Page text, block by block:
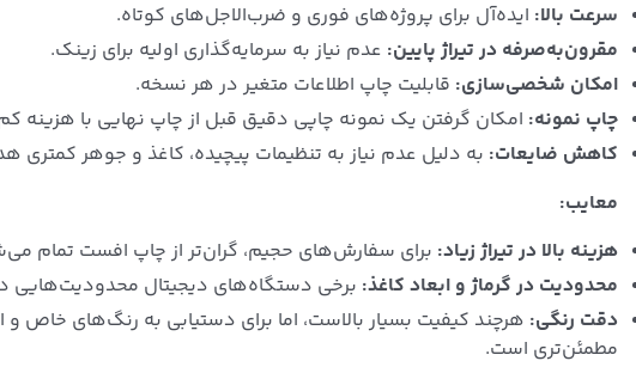
سرعت بالا: ایده‌آل برای پروژه‌های فوری و ضرب‌الاجل‌های کوتاه.
مقرون‌به‌صرفه در تیراژ پایین: عدم نیاز به سرمایه‌گذاری اولیه برای زینک.
امکان شخصی‌سازی: قابلیت چاپ اطلاعات متغیر در هر نسخه.
چاپ نمونه: امکان گرفتن یک نمونه چاپی دقیق قبل از چاپ نهایی با هزینه
کاهش ضایعات: به دلیل عدم نیاز به تنظیمات پیچیده، کاغذ و جوهر کمتری
معایب:
هزینه بالا در تیراژ زیاد: برای سفارش‌های حجیم، گران‌تر از چاپ افست تمام
محدودیت در گرماژ و ابعاد کاغذ: برخی دستگاه‌های دیجیتال محدودیت‌هایی
دقت رنگی: هرچند کیفیت بسیار بالاست، اما برای دستیابی به رنگ‌های خاص
مطمئن‌تری است.